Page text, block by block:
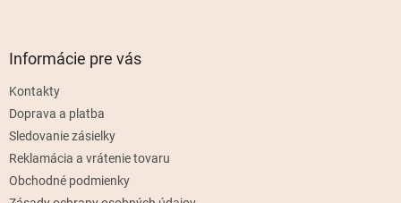
Informácie pre vás
Kontakty
Doprava a platba
Sledovanie zásielky
Reklamácia a vrátenie tovaru
Obchodné podmienky